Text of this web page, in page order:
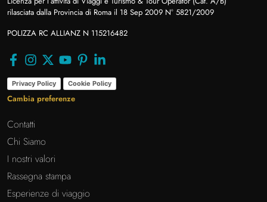
rilasciata dalla Provincia di Roma il 18 Sep 2009 N° 5821/2009
POLIZZA RC ALLIANZ N 115216482
Privacy Policy Cookie Policy
Cambia preferenze
Contatti
Chi Siamo
I nostri valori
Rassegna stampa
Esperienze di viaggio